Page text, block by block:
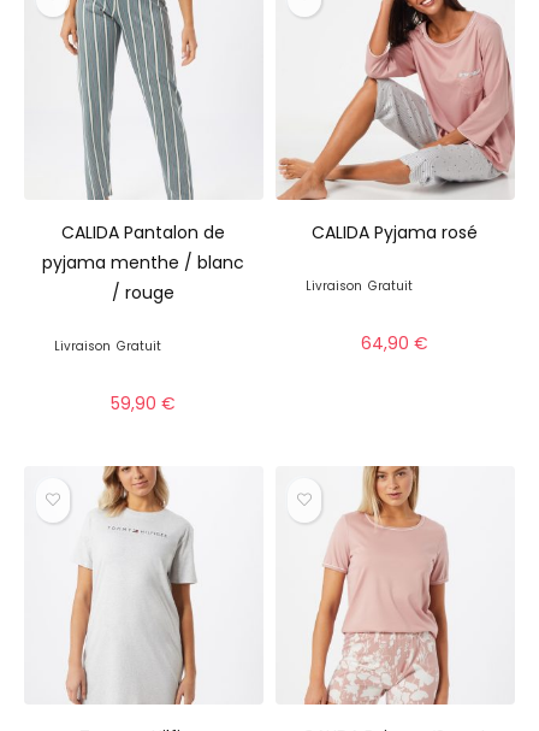
CALIDA Pantalon de
pyjama menthe / blanc
/ rouge
Livraison Gratuit
59,90€
CALIDA Pyjama rosé
Livraison Gratuit
64,90€